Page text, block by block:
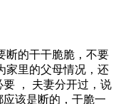
断的干干脆脆，不要
家里的父母情况，还
， 夫妻分开过，说
该是断的，干脆一